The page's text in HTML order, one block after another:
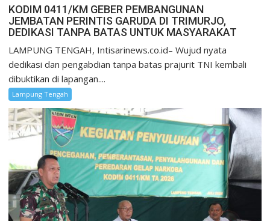
KODIM 0411/KM GEBER PEMBANGUNAN
JEMBATAN PERINTIS GARUDA DI TRIMURJO,
DEDIKASI TANPA BATAS UNTUK MASYARAKAT
LAMPUNG TENGAH, Intisarinews.co.id– Wujud nyata
dedikasi dan pengabdian tanpa batas prajurit TNI kembali
dibuktikan di lapangan....
Lampung Tengah